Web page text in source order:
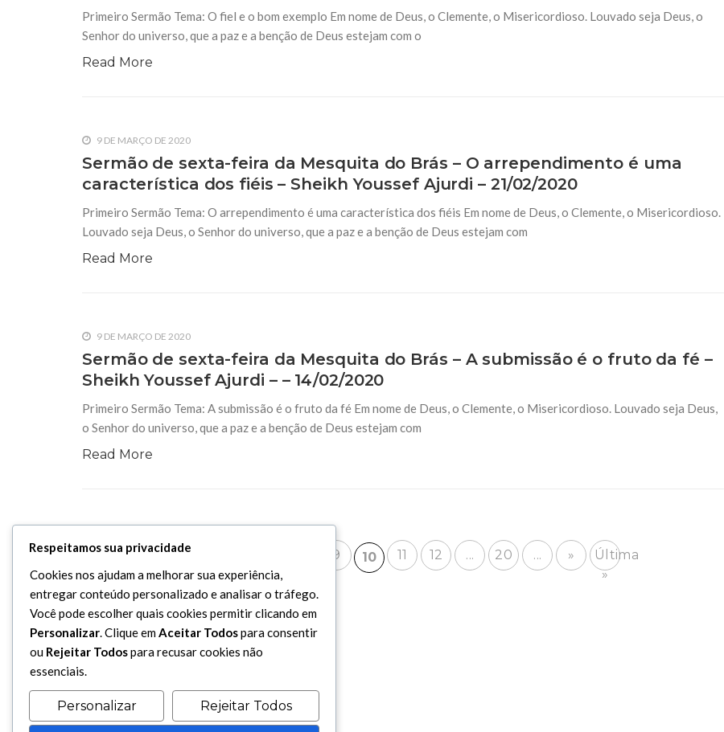
Primeiro Sermão Tema: O fiel e o bom exemplo Em nome de Deus, o Clemente, o Misericordioso. Louvado seja Deus, o
Senhor do universo, que a paz e a benção de Deus estejam com o
Read More
9 DE MARÇO DE 2020
Sermão de sexta-feira da Mesquita do Brás – O arrependimento é uma
característica dos fiéis – Sheikh Youssef Ajurdi – 21/02/2020
Primeiro Sermão Tema: O arrependimento é uma característica dos fiéis Em nome de Deus, o Clemente, o Misericordioso.
Louvado seja Deus, o Senhor do universo, que a paz e a benção de Deus estejam com
Read More
9 DE MARÇO DE 2020
Sermão de sexta-feira da Mesquita do Brás – A submissão é o fruto da fé –
Sheikh Youssef Ajurdi – – 14/02/2020
Primeiro Sermão Tema: A submissão é o fruto da fé Em nome de Deus, o Clemente, o Misericordioso. Louvado seja Deus,
o Senhor do universo, que a paz e a benção de Deus estejam com
Read More
Primeira
9 10 11 12 ... 20 ... »
Última
»
Respeitamos sua privacidade
Cookies nos ajudam a melhorar sua experiência,
entregar conteúdo personalizado e analisar o tráfego.
Você pode escolher quais cookies permitir clicando em
Personalizar. Clique emAceitar Todospara consentir
ou Rejeitar Todospara recusar cookies não
essenciais.
Personalizar Rejeitar Todos